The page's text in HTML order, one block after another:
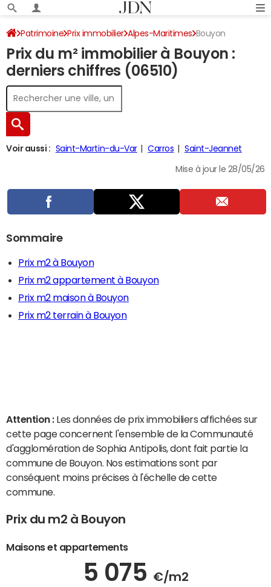
Patrimoine Prix immobilier Alpes-Maritimes Bouyon
Prix du m² immobilier à Bouyon :
derniers chiffres (06510)
Voir aussi : Saint-Martin-du-Var Carros Saint-Jeannet
Mise à jour le 28/05/26
Sommaire
Prix m2 à Bouyon
Prix m2 appartement à Bouyon
Prix m2 maison à Bouyon
Prix m2 terrain à Bouyon
Attention : Les données de prix immobiliers affichées sur
cette page concernent l'ensemble de la Communauté
d'agglomération de Sophia Antipolis, dont fait partie la
commune de Bouyon. Nos estimations sont par
conséquent moins précises à l'échelle de cette
commune.
Prix du m2 à Bouyon
Maisons et appartements
5 075 €/m2